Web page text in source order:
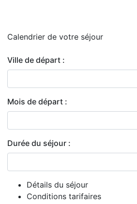
Calendrier de votre séjour
Ville de départ :
Mois de départ :
Durée du séjour :
Détails du séjour
Conditions tarifaires